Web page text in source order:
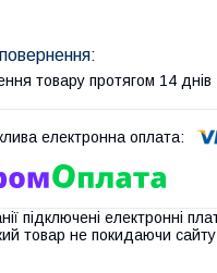
товару протягом 14 днів
підключені електронні
товар не покидаючи